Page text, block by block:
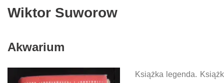
Wiktor Suworow
Akwarium
Książka legenda.